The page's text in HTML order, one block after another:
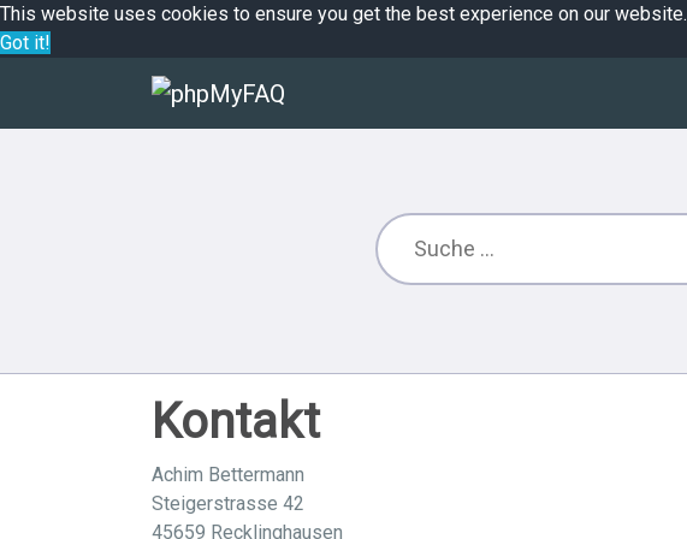
This website uses cookies to ensure you get the best experience on our website.
Got it!
Kontakt
Achim Bettermann
Steigerstrasse 42
45659 Recklinghausen